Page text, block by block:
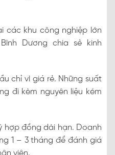
các khu công nghiệp lớn
Dương chia sẻ kinh
chỉ vì giá rẻ. Những suất
đi kèm nguyên liệu kém
hợp đồng dài hạn. Doanh
1 – 3 tháng để đánh giá
viên.